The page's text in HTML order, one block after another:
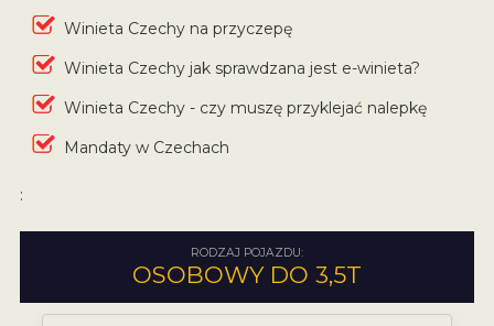
Winieta Czechy na przyczepę
Winieta Czechy jak sprawdzana jest e-winieta?
Winieta Czechy - czy muszę przyklejać nalepkę
Mandaty w Czechach
:
RODZAJ POJAZDU:
OSOBOWY DO 3,5T